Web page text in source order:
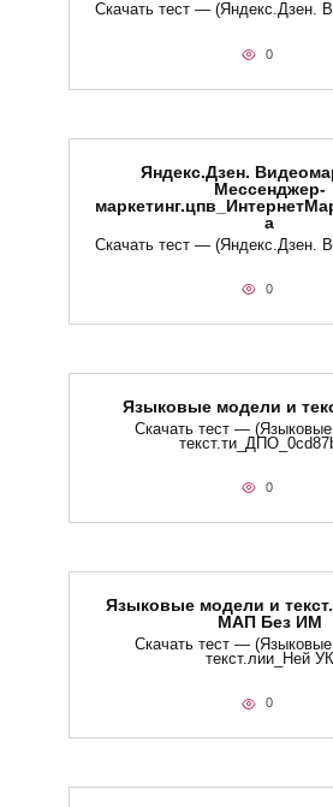
Скачать тест — (Яндекс.Дзен.
0
Яндекс.Дзен.
Мессенджер-
а
Скачать тест — (Яндекс.Дзен.
0
Языковые модели и
Скачать тест —
0
Языковые модели и
МАП Без ИМ
Скачать тест —
текст.лии_Ней УК
0